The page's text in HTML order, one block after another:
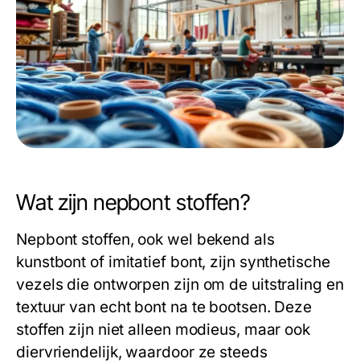
Wat zijn nepbont stoffen?
Nepbont stoffen, ook wel bekend als
kunstbont of imitatief bont, zijn synthetische
vezels die ontworpen zijn om de uitstraling en
textuur van echt bont na te bootsen. Deze
stoffen zijn niet alleen modieus, maar ook
diervriendelijk, waardoor ze steeds